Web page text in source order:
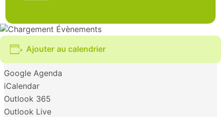
Ajouter au calendrier
Google Agenda
iCalendar
Outlook 365
Outlook Live